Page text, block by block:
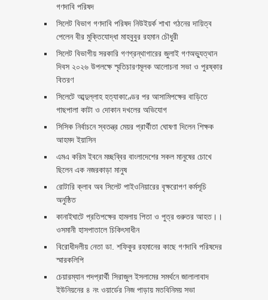
গণদাবি পরিষদ
সিলেট বিভাগ গণদাবি পরিষদ নিউইয়র্ক শাখা গঠনের দায়িত্ব
পেলেন বীর মুক্তিযোদ্ধা মাহবুবুর রহমান চৌধুরী ‎ ‎
সিলেট বিভাগীয় সরকারি গণগ্রন্থাগারের জুলাই গণঅভ্যুত্থান
দিবস ২০২৬ উপলক্ষে স্মৃতিচারণমূলক আলোচনা সভা ও পুরষ্কার
বিতরণ ‎ ‎
সিলেটে আব্দুল্লাহ হত্যাকাণ্ডের পর আসামিপক্ষের বাড়িতে
গাছপালা কাটা ও দোকান দখলের অভিযোগ
সিসিক নির্বাচনে স্বতন্ত্র মেয়র প্রার্থীতা ঘোষণা দিলেন শিক্ষক
আহমদ ইয়াসিন
এমএ করিম ইবনে মচ্ছব্বির বাংলাদেশের সকল মানুষের চোখে
ছিলেন এক নজরকাড়া মানুষ ‎
রোটারি ক্লাব অব সিলেট পাইওনিয়ারের বৃক্ষরোপণ কর্মসূচি
অনুষ্ঠিত
কানাইঘাটে প্রতিপক্ষের হামলায় পিতা ও পুত্র গুরুতর আহত।।
ওসমানী হাসপাতালে চিকিৎসাধীন
বিরোধীদলীয় নেতা ডা. শফিকুর রহমানের কাছে গণদাবি পরিষদের
স্মারকলিপি ‎
চেয়ারম্যান পদপ্রার্থী সিরাজুল ইসলামের সমর্থনে জালালাবাদ
ইউনিয়নের ৪ নং ওয়ার্ডের নিজ পাড়ায় মতবিনিময় সভা